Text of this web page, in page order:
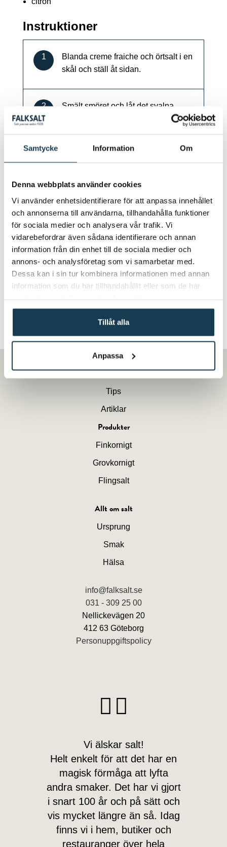
Samtycke Information Om
Denna webbplats använder cookies
Vi använder enhetsidentifierare för att anpassa innehållet
och annonserna till användarna, tillhandahålla funktioner
för sociala medier och analysera vår trafik. Vi
vidarebefordrar även sådana identifierare och annan
information från din enhet till de sociala medier och
annons- och analysföretag som vi samarbetar med.
Dessa kan i sin tur kombinera informationen med annan
information som du har tillhandahållit eller som de har
Tillåt alla
Anpassa
Instruktioner
1
Blanda creme fraiche och örtsalt i en
skål och ställ åt sidan.
2 Smält smöret och låt det svalna.
3
Vispa ägg, mjölk, mjöl och bakpulver
4
Grädda våfflorna och låt dem svalna
på galler.
5
Ta isär våfflorna och lägg alla hjärtan
på ett fat. Toppa med lite ört- och
citronkräm och tångkaviar.
6 Dekorera med färsk dill och citron.
Inspiration
Recept
Tips
Artiklar
Produkter
Finkornigt
Grovkornigt
Flingsalt
Allt om salt
Ursprung
Smak
Hälsa
info@falksalt.se
031 - 309 25 00
Nellickevägen 20
412 63 Göteborg
Personuppgiftspolicy
Vi älskar salt!
Helt enkelt för att det har en
magisk förmåga att lyfta
andra smaker. Det har vi gjort
i snart 100 år och på sätt och
vis mycket längre än så. Idag
finns vi i hem, butiker och
restauranger över hela